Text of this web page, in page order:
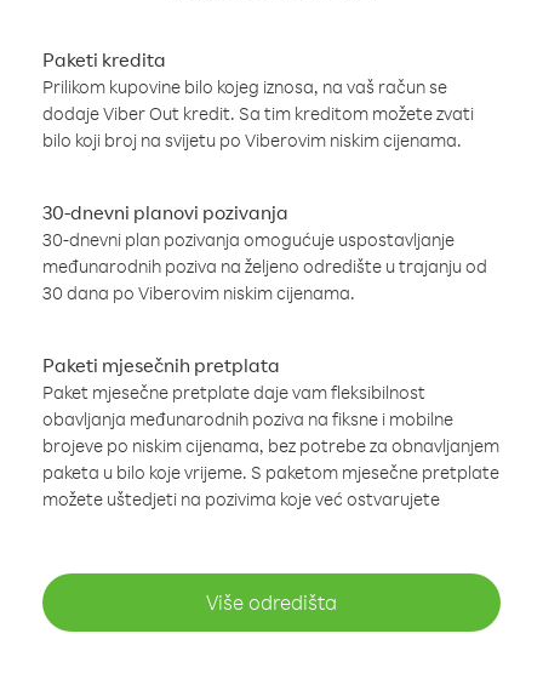
Paketi kredita
Prilikom kupovine bilo kojeg iznosa, na vaš račun se
dodaje Viber Out kredit. Sa tim kreditom možete zvati
bilo koji broj na svijetu po Viberovim niskim cijenama.
30-dnevni planovi pozivanja
30-dnevni plan pozivanja omogućuje uspostavljanje
međunarodnih poziva na željeno odredište u trajanju od
30 dana po Viberovim niskim cijenama.
Paketi mjesečnih pretplata
Paket mjesečne pretplate daje vam fleksibilnost
obavljanja međunarodnih poziva na fiksne i mobilne
brojeve po niskim cijenama, bez potrebe za obnavljanjem
paketa u bilo koje vrijeme. S paketom mjesečne pretplate
možete uštedjeti na pozivima koje već ostvarujete
Više odredišta